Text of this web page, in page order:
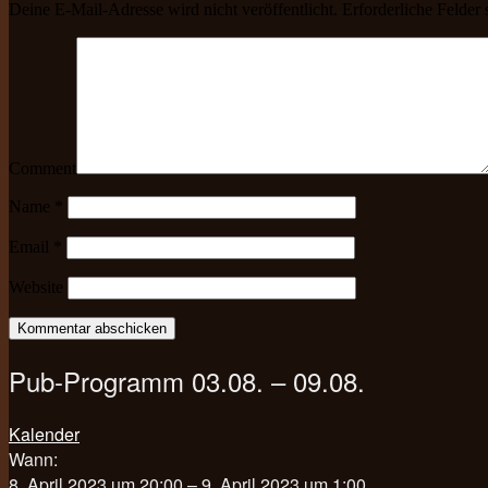
Deine E-Mail-Adresse wird nicht veröffentlicht. Erforderliche Felder
Comment
Name
Email
Website
Pub-Programm 03.08. – 09.08.
Kalender
Wann: